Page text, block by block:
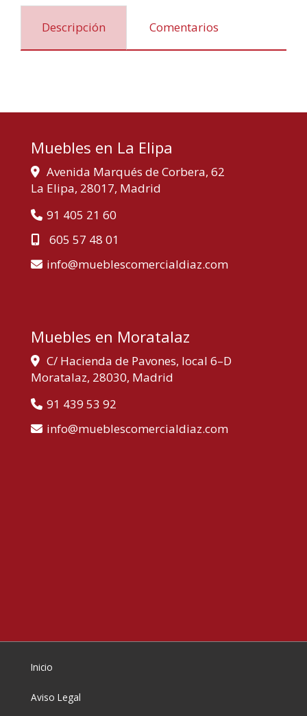
Descripción Comentarios
Muebles en La Elipa
Avenida Marqués de Corbera, 62
La Elipa, 28017, Madrid
91 405 21 60
605 57 48 01
info
mueblescomercialdiaz.com
Muebles en Moratalaz
C/ Hacienda de Pavones, local 6–D
Moratalaz, 28030, Madrid
91 439 53 92
info
mueblescomercialdiaz.com
Inicio
Aviso Legal